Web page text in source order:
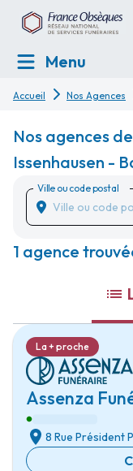
Menu
Accueil Nos Agences
Nos agences
Issenhausen -
Ville ou code postal
1 agence
Assenza
La + proche
8 Rue Président